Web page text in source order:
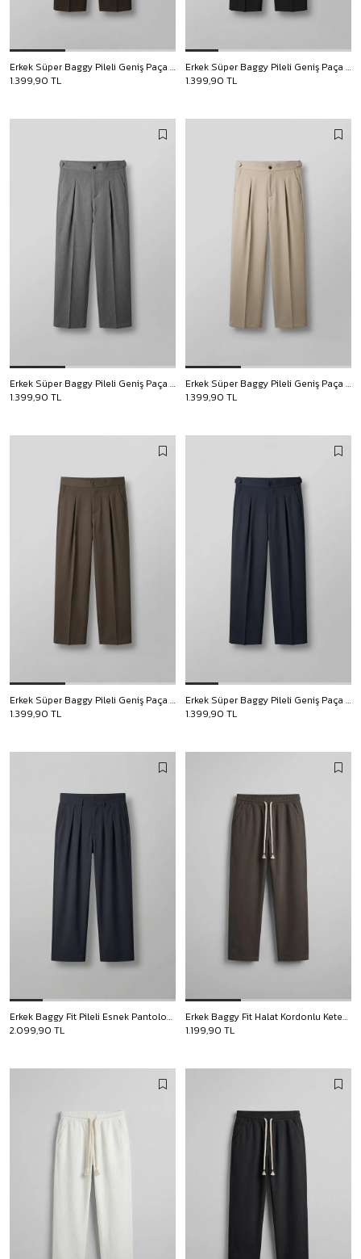
Erkek Süper Baggy Pileli Geniş Paça Gabardin Pantolon Koyu Kahve
1.399,90 TL
Erkek Süper Baggy Pileli Geniş Paça Gabardin Pantolon Siyah
1.399,90 TL
Erkek Süper Baggy Pileli Geniş Paça Gabardin Pantolon Antrasit
1.399,90 TL
Erkek Süper Baggy Pileli Geniş Paça Gabardin Pantolon Bej
1.399,90 TL
Erkek Süper Baggy Pileli Geniş Paça Gabardin Pantolon Açık Kahve
1.399,90 TL
Erkek Süper Baggy Pileli Geniş Paça Gabardin Pantolon Lacivert
1.399,90 TL
Erkek Baggy Fit Pileli Esnek Pantolon Lacivert
2.099,90 TL
Erkek Baggy Fit Halat Kordonlu Keten Görünümlü Pantolon Kahverengi
1.199,90 TL